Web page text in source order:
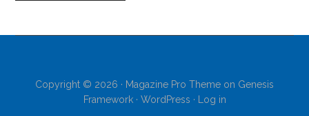
Copyright © 2026 · Magazine Pro Theme on Genesis
Framework· WordPress · Log in